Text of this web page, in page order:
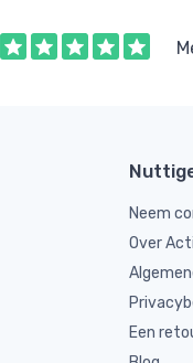
Neem
Over
Een